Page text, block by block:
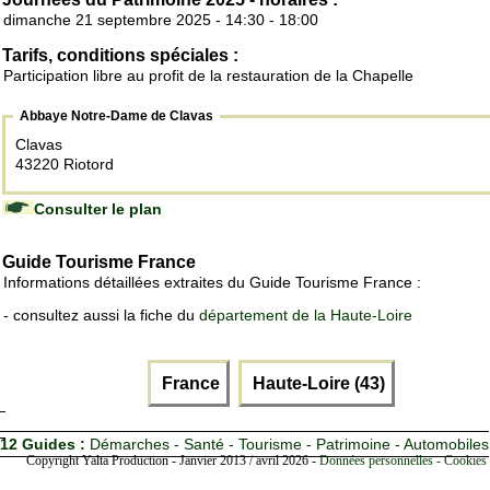
dimanche 21 septembre 2025 - 14:30 - 18:00
Tarifs, conditions spéciales :
Participation libre au profit de la restauration de la Chapelle
Abbaye Notre-Dame de Clavas
Clavas
43220 Riotord
Consulter le plan
Guide Tourisme France
Informations détaillées extraites du Guide Tourisme France :
- consultez aussi la fiche du département de la Haute-Loire
France Haute-Loire (43)
12 Guides : Démarches - Santé - Tourisme - Patrimoine - Automobiles
Copyright Yalta Production - Janvier 2013 / avril 2026 -Données personnelles -